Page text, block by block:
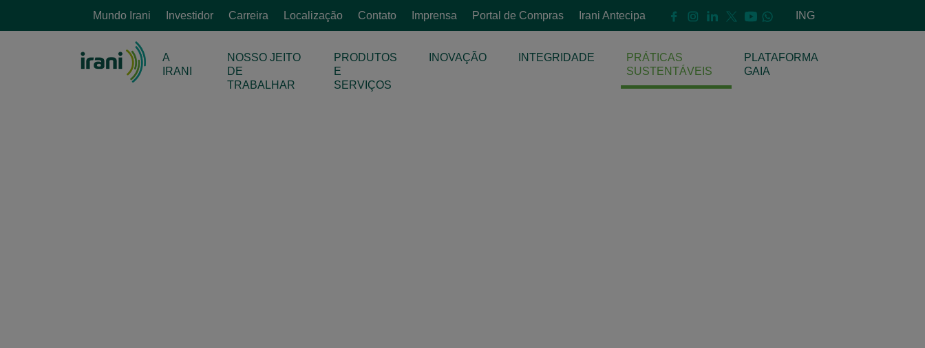
Mundo Irani Investidor Carreira Localização Contato Imprensa Portal de Compras Irani Antecipa ING
A
IRANI
NOSSO JEITO
DE
TRABALHAR
PRODUTOS
E
SERVIÇOS
INOVAÇÃO INTEGRIDADE
PRÁTICAS
SUSTENTÁVEIS
PLATAFORMA
GAIA